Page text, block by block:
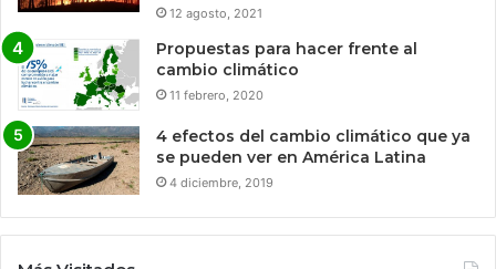
12 agosto, 2021
Propuestas para hacer frente al
cambio climático
11 febrero, 2020
4 efectos del cambio climático que ya
se pueden ver en América Latina
4 diciembre, 2019